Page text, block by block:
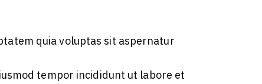
quia voluptas sit aspernatur
tempor incididunt ut labore et